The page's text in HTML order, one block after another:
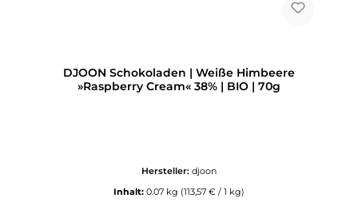
DJOON Schokoladen | Weiße Himbeere
»Raspberry Cream« 38% | BIO | 70g
Hersteller: djoon
Inhalt: 0.07 kg (113,57 € / 1 kg)